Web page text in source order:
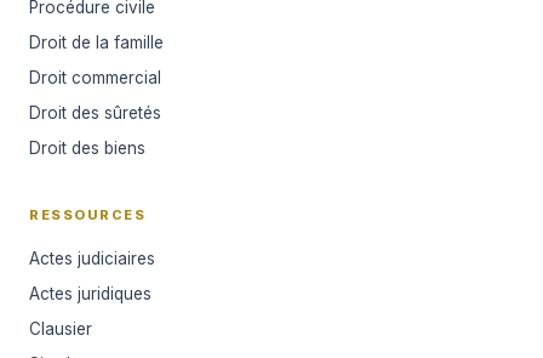
Procédure civile
Droit de la famille
Droit commercial
Droit des sûretés
Droit des biens
RESSOURCES
Actes judiciaires
Actes juridiques
Clausier